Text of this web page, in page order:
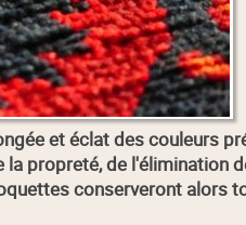
et éclat des couleurs
la propreté, de l'élimination
conserveront alors